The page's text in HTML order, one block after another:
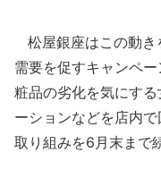
松屋銀座はこの動き
需要を促すキャンペ
粧品の劣化を気にす
ーションなどを店内
取り組みを6月末まで